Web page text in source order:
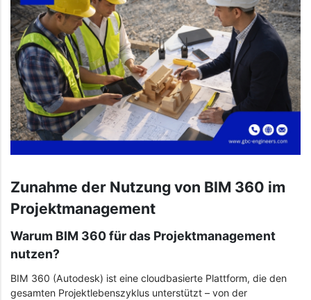
Zunahme der Nutzung von BIM 360 im
Projektmanagement
Warum BIM 360 für das Projektmanagement
nutzen?
BIM 360 (Autodesk) ist eine cloudbasierte Plattform, die den
gesamten Projektlebenszyklus unterstützt – von der